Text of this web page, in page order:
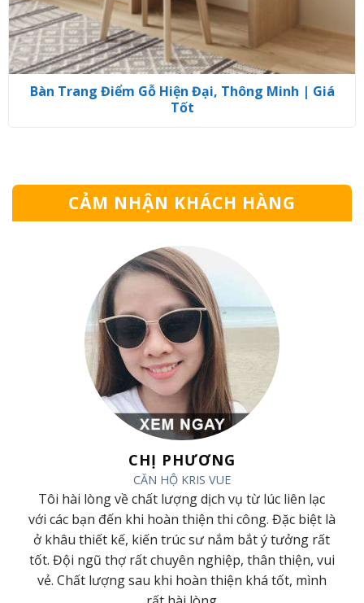
Bàn Trang Điểm Gỗ Hiện Đại, Thông Minh | Giá
Tốt
CẢM NHẬN KHÁCH HÀNG
CHỊ PHƯƠNG
CĂN HỘ KRIS VUE
Tôi hài lòng về chất lượng dịch vụ từ lúc liên lạc
với các bạn đến khi hoàn thiện thi công. Đặc biệt là
ở khâu thiết kế, kiến trúc sư nắm bắt ý tưởng rất
tốt. Đội ngũ thợ rất chuyên nghiệp, thân thiện, vui
vẻ. Chất lượng sau khi hoàn thiện khá tốt, mình